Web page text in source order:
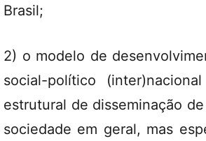
Brasil;
2) o modelo de
social-político
estrutural de disseminação
sociedade em geral, mas